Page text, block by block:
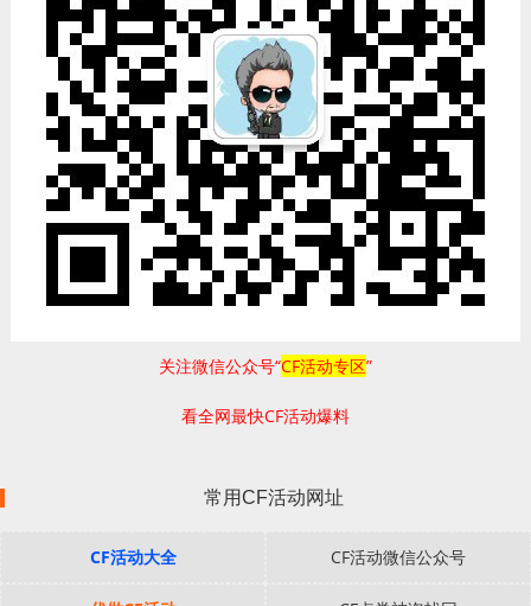
关注微信公众号“CF活动专区”
看全网最快CF活动爆料
常用CF活动网址
CF活动大全 CF活动微信公众号